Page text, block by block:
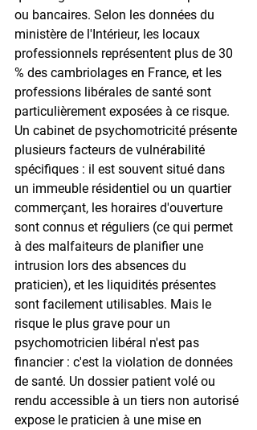
ou bancaires. Selon les données du
ministère de l'Intérieur, les locaux
professionnels représentent plus de 30
% des cambriolages en France, et les
professions libérales de santé sont
particulièrement exposées à ce risque.
Un cabinet de psychomotricité présente
plusieurs facteurs de vulnérabilité
spécifiques : il est souvent situé dans
un immeuble résidentiel ou un quartier
commerçant, les horaires d'ouverture
sont connus et réguliers (ce qui permet
à des malfaiteurs de planifier une
intrusion lors des absences du
praticien), et les liquidités présentes
sont facilement utilisables. Mais le
risque le plus grave pour un
psychomotricien libéral n'est pas
financier : c'est la violation de données
de santé. Un dossier patient volé ou
rendu accessible à un tiers non autorisé
expose le praticien à une mise en